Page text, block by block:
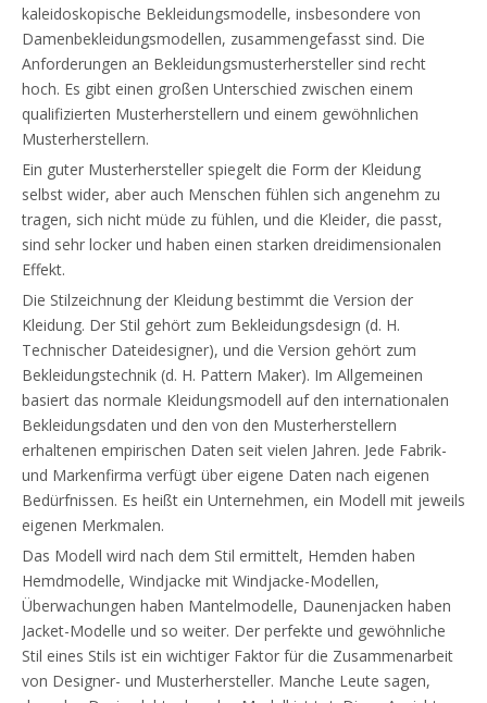
kaleidoskopische Bekleidungsmodelle, insbesondere von
Damenbekleidungsmodellen, zusammengefasst sind. Die
Anforderungen an Bekleidungsmusterhersteller sind recht
hoch. Es gibt einen großen Unterschied zwischen einem
qualifizierten Musterherstellern und einem gewöhnlichen
Musterherstellern.
Ein guter Musterhersteller spiegelt die Form der Kleidung
selbst wider, aber auch Menschen fühlen sich angenehm zu
tragen, sich nicht müde zu fühlen, und die Kleider, die passt,
sind sehr locker und haben einen starken dreidimensionalen
Effekt.
Die Stilzeichnung der Kleidung bestimmt die Version der
Kleidung. Der Stil gehört zum Bekleidungsdesign (d. H.
Technischer Dateidesigner), und die Version gehört zum
Bekleidungstechnik (d. H. Pattern Maker). Im Allgemeinen
basiert das normale Kleidungsmodell auf den internationalen
Bekleidungsdaten und den von den Musterherstellern
erhaltenen empirischen Daten seit vielen Jahren. Jede Fabrik-
und Markenfirma verfügt über eigene Daten nach eigenen
Bedürfnissen. Es heißt ein Unternehmen, ein Modell mit jeweils
eigenen Merkmalen.
Das Modell wird nach dem Stil ermittelt, Hemden haben
Hemdmodelle, Windjacke mit Windjacke-Modellen,
Überwachungen haben Mantelmodelle, Daunenjacken haben
Jacket-Modelle und so weiter. Der perfekte und gewöhnliche
Stil eines Stils ist ein wichtiger Faktor für die Zusammenarbeit
von Designer- und Musterhersteller. Manche Leute sagen,